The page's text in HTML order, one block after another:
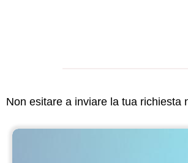
Non esitare a inviare la tua richiesta